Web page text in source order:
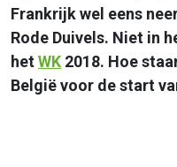
Frankrijk wel eens
Rode Duivels. Niet in
hetWK 2018. Hoe
België voor de start